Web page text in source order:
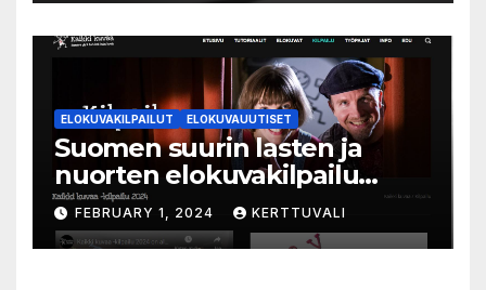
ELOKUVAKILPAILUT ELOKUVAUUTISET
Suomen suurin lasten ja
nuorten elokuvakilpailu
alkaa – suojelijana Aki
Kaurismäki
FEBRUARY 1, 2024 KERTTUVALI